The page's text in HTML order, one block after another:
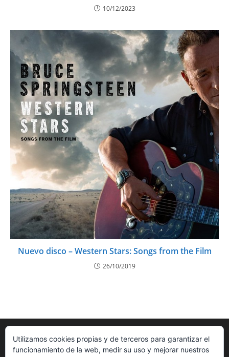
10/12/2023
Nuevo disco – Western Stars: Songs from the Film
26/10/2019
Utilizamos cookies propias y de terceros para garantizar el
funcionamiento de la web, medir su uso y mejorar nuestros